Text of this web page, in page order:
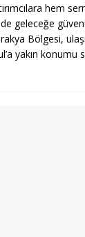
hem
geleceğe
Bölgesi,
yakın konumu